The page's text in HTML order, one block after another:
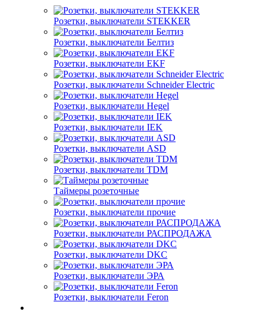
Розетки, выключатели STEKKER
Розетки, выключатели Белтиз
Розетки, выключатели EKF
Розетки, выключатели Schneider Electric
Розетки, выключатели Hegel
Розетки, выключатели IEK
Розетки, выключатели ASD
Розетки, выключатели TDM
Таймеры розеточные
Розетки, выключатели прочие
Розетки, выключатели РАСПРОДАЖА
Розетки, выключатели DKC
Розетки, выключатели ЭРА
Розетки, выключатели Feron